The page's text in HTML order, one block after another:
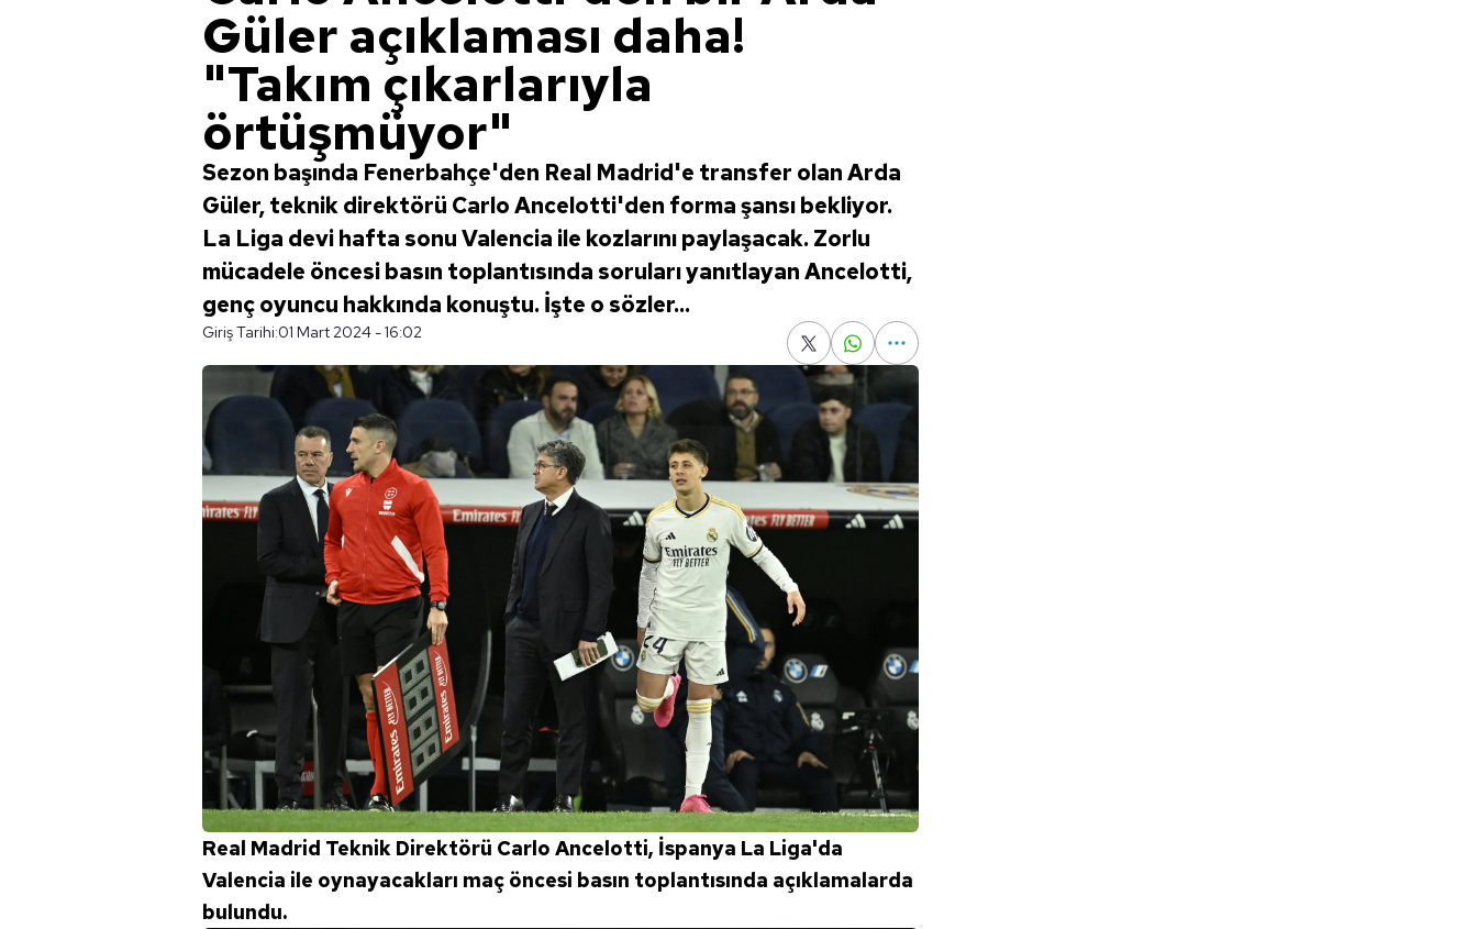
Güler açıklaması daha!
"Takım çıkarlarıyla
örtüşmüyor"
Sezon başında Fenerbahçe'den Real Madrid'e transfer olan Arda
Güler, teknik direktörü Carlo Ancelotti'den forma şansı bekliyor.
La Liga devi hafta sonu Valencia ile kozlarını paylaşacak. Zorlu
mücadele öncesi basın toplantısında soruları yanıtlayan Ancelotti,
genç oyuncu hakkında konuştu. İşte o sözler...
Giriş Tarihi:01 Mart 2024 - 16:02
Real Madrid Teknik Direktörü Carlo Ancelotti, İspanya La Liga'da
Valencia ile oynayacakları maç öncesi basın toplantısında açıklamalarda
bulundu.